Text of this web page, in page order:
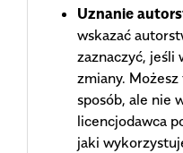
Uznanie
wskazać
zaznaczyć, jeśli
zmiany.
sposób, ale nie
licencjodawca
jaki